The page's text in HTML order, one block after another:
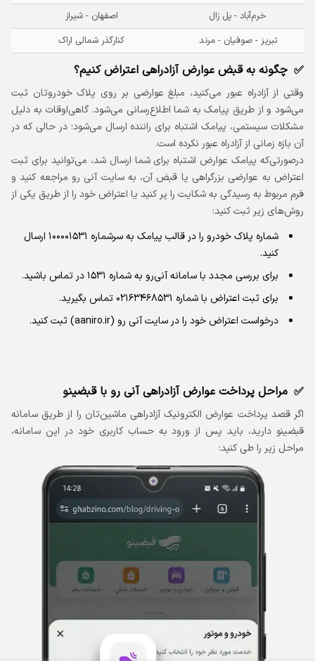
خرم‌آباد - پل زال
اصفهان - شیراز
تبریز - صوفیان - مرند
کنارگذر شمالی اراک
چگونه به قبض عوارض آزادراهی اعتراض کنیم؟
وقتی از آزادراه عبور می‌کنید، مبلغ عوارضی بر روی پلاک خودروتان ثبت
می‌شود و از طریق پیامک به شما اطلاع‌رسانی می‌شود. گاهی‌اوقات به دلیل
مشکلات سیستمی، پیامک اشتباه برای راننده ارسال می‌شود؛ در حالی که در
آن بازه زمانی از آزادراه عبور نکرده است.
درصورتی‌که پیامک عوارض اشتباه برای شما ارسال شد، می‌توانید برای ثبت
اعتراض به عوارضی بزرگراهی یا قبض آن، به سایت آنی‌ رو مراجعه کنید و
فرم مربوط به رسیدگی به شکایت را پر کنید یا اعتراض خود را از طریق یکی از
روش‌های زیر ثبت کنید:
شماره پلاک خودرو را در قالب پیامک به سرشماره ۱۰۰۰۰۱۵۳۱ ارسال
کنید.
برای بررسی مجدد با سامانه آنی‌رو به شماره ۱۵۳۱ در تماس باشید.
برای ثبت اعتراض با شماره ۰۲۱۶۳۴۶۸۵۳۱ تماس بگیرید.
درخواست اعتراض خود را در سایت آنی رو (aaniro.ir) ثبت کنید.
مراحل پرداخت عوارض آزادراهی آنی رو با قبضینو
اگر قصد پرداخت عوارض الکترونیک آزادراهی ماشین‌تان را از طریق سامانه
قبضینو دارید، باید پس از ورود به حساب کاربری خود در این سامانه،
مراحل زیر را طی کنید: